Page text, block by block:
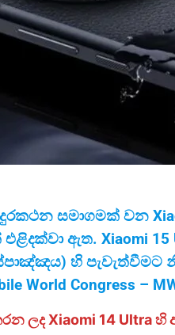
සමාගමක් වන
ඇත. Xiaomi 15
හි පැවැත්වීමට
World Congress –
ලද Xiaomi 14 Ultra හි